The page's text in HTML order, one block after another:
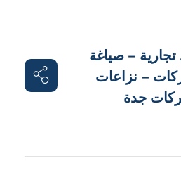
– صياغة
– نزاعات
جدة